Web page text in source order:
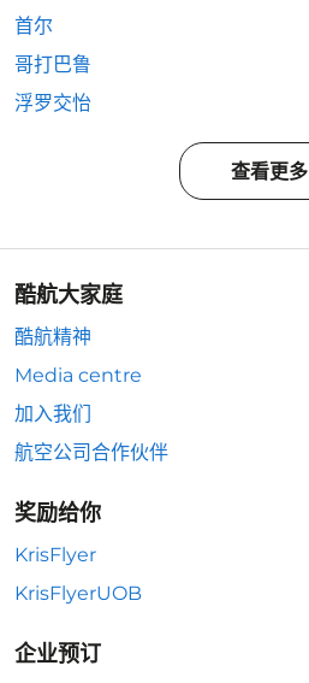
首尔
哥打巴鲁
浮罗交怡
查看更多
酷航大家庭
酷航精神
Media centre
加入我们
航空公司合作伙伴
奖励给你
KrisFlyer
KrisFlyerUOB
企业预订